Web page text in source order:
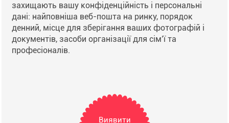
захищають вашу конфіденційність і персональні
дані: найповніша веб-пошта на ринку, порядок
денний, місце для зберігання ваших фотографій і
документів, засоби організації для сім’ї та
професіоналів.
Виявити